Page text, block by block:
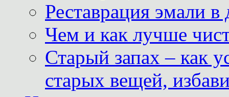
Реставрация эмали
Чем и как лучше
Старый запах – как
старых вещей,